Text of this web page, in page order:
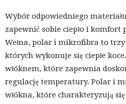
Wybór odpowiedniego
zapewnić sobie ciepło i komfort
Wełna, polar i mikrofibra to
których wykonuje się ciepłe
włóknem, które zapewnia
regulację temperatury. Polar i
włókna, które charakteryzują